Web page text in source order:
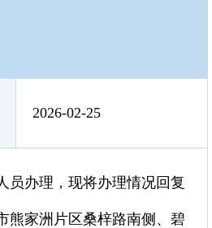
2026-02-25
员办理，现将办理情况回复
熊家洲片区桑梓路南侧、碧